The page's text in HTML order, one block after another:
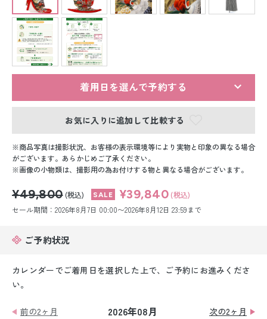
ベビー洋装レンタル
紋付袴レンタル
男性礼装レンタル
スーツレンタル
色打掛&紋付袴レンタル
白無垢&紋付袴レンタル
着用日を選んで予約する
お気に入りに追加して比較する
商品写真は撮影状況、お客様の表示環境等により実物と印象の異なる場合
がございます。あらかじめご了承ください。
画像の小物類は、撮影用の為お付けする物と異なる場合がございます。
¥49,800 (税込) ¥39,840 (税込)
セール期間：2026年8月7日 00:00〜2026年8月12日 23:59まで
ご予約状況
カレンダーでご着用日を選択した上で、ご予約にお進みくださ
い。
前の2ヶ月 2026年08月
次の2ヶ月